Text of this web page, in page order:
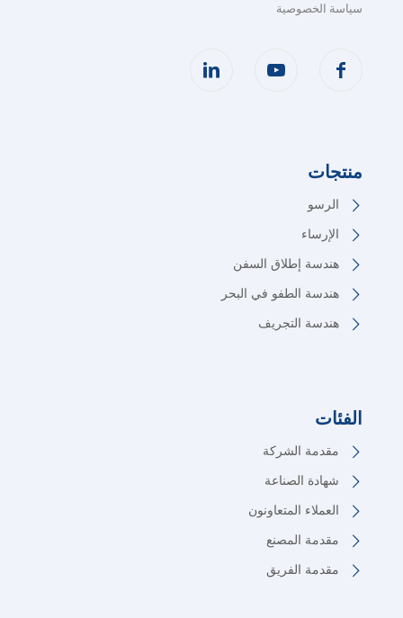
سياسة الخصوصية
منتجات
الرسو
الإرساء
هندسة إطلاق السفن
هندسة الطفو في البحر
هندسة التجريف
الفئات
مقدمة الشركة
شهادة الصناعة
العملاء المتعاونون
مقدمة المصنع
مقدمة الفريق